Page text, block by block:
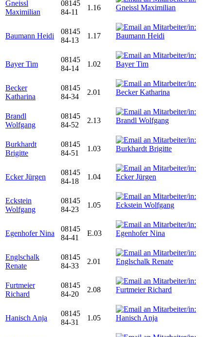
Gneissl
Maximilian
08145
84-11
1.16
Baumann Heidi
08145
84-13
1.17
Bayer Tim
08145
84-14
1.02
Becker
Katharina
08145
84-34
2.01
Brandl
Wolfgang
08145
84-52
2.13
Burkhardt
Brigitte
08145
84-51
1.03
Ecker Jürgen
08145
84-18
1.04
Eckstein
Wolfgang
08145
84-23
1.05
Egenhofer Nina
08145
84-41
E.03
Englschalk
Renate
08145
84-33
2.01
Furtmeier
Richard
08145
84-20
2.08
Hanisch Anja
08145
84-31
1.05